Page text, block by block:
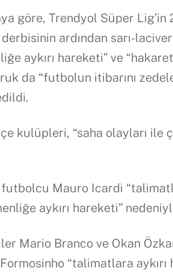
göre, Trendyol Süper
ardından sarı-
aykırı hareketi” ve
da “futbolun itibarını
kulüpleri, “saha olayları ile
Mauro Icardi
aykırı hareketi”
Mario Branco ve Okan
“talimatlara